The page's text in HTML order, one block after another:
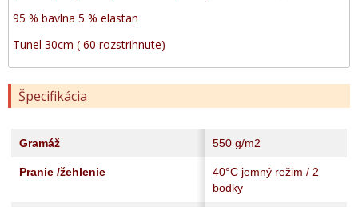
95 % bavlna 5 % elastan
Tunel 30cm ( 60 rozstrihnute)
Špecifikácia
Gramáž 550 g/m2
Pranie /žehlenie
40°C jemný režim / 2
bodky